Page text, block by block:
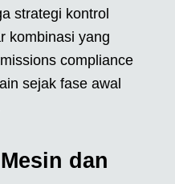
strategi kontrol
kombinasi yang
compliance
sejak fase awal
dan